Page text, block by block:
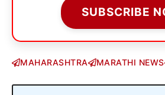
SUBSCRIBE
MAHARASHTRA MARATHI NEWS